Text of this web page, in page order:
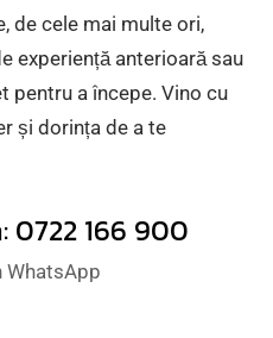
de cele mai multe ori,
experiență anterioară sau
pentru a începe. Vino cu
și dorința de a te
0722 166 900